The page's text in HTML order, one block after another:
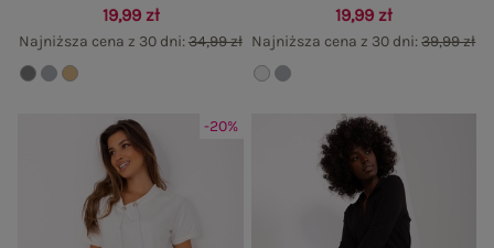
19,99 zł
Najniższa cena z 30 dni:34,99 zł
19,99 zł
Najniższa cena z 30 dni:39,99 zł
-20%